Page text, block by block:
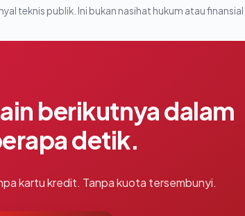
teknis publik. Ini bukan nasihat hukum atau finansial.
berikutnya dalam
detik.
kartu kredit. Tanpa kuota tersembunyi.